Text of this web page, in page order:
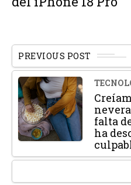
PREVIOUS POST
falta
ha